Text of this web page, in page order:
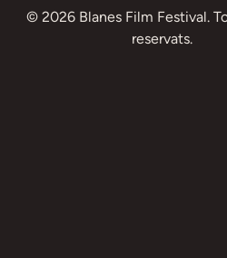
© 2026 Blanes Film Festival.
reservats.